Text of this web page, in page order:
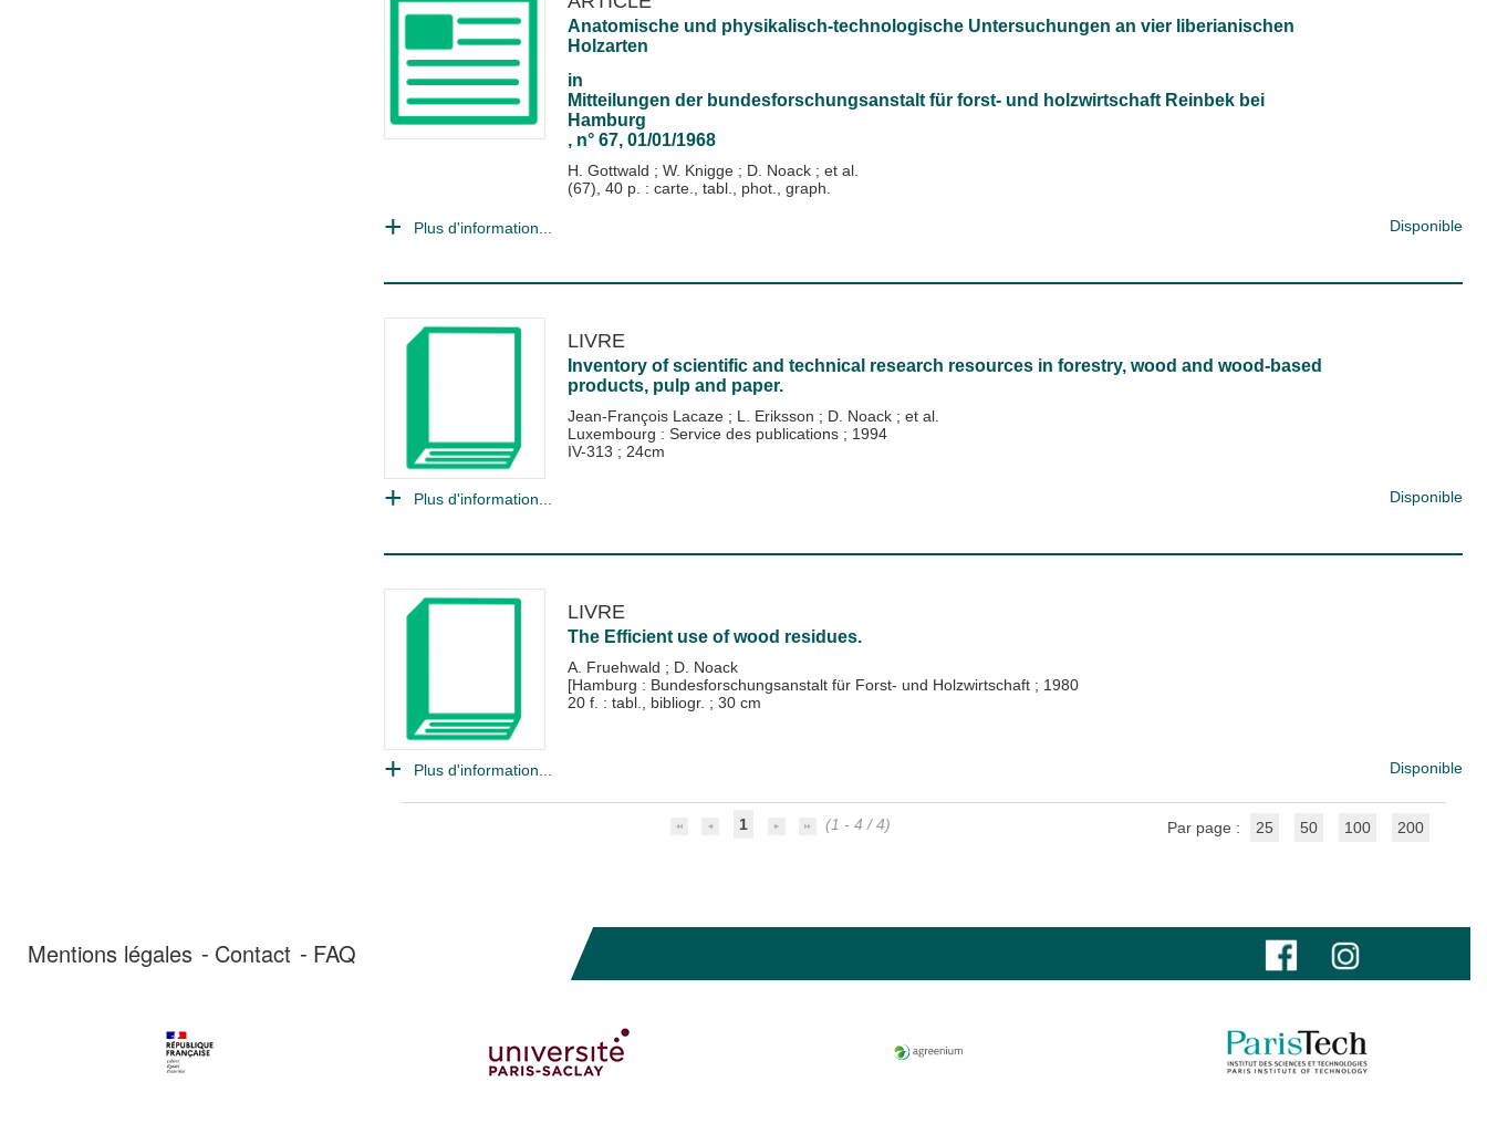
Anatomische und physikalisch-technologische Untersuchungen an vier liberianischen
Holzarten
in
Mitteilungen der bundesforschungsanstalt für forst- und holzwirtschaft Reinbek bei
Hamburg
, n° 67, 01/01/1968
H. Gottwald ; W. Knigge ; D. Noack ; et al.
(67), 40 p. : carte., tabl., phot., graph.
Plus d'information... Disponible
LIVRE
Inventory of scientific and technical research resources in forestry, wood and wood-based
products, pulp and paper.
Jean-François Lacaze ; L. Eriksson ; D. Noack ; et al.
Luxembourg : Service des publications ; 1994
IV-313 ; 24cm
Plus d'information... Disponible
LIVRE
The Efficient use of wood residues.
A. Fruehwald ; D. Noack
[Hamburg : Bundesforschungsanstalt für Forst- und Holzwirtschaft ; 1980
20 f. : tabl., bibliogr. ; 30 cm
Plus d'information... Disponible
1 (1 - 4 / 4) Par page : 25 50 100 200
Mentions légales Contact FAQ